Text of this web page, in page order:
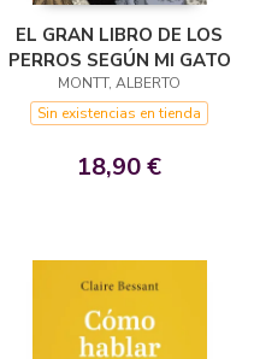
EL GRAN LIBRO DE LOS
PERROS SEGÚN MI GATO
MONTT, ALBERTO
Sin existencias en tienda
18,90 €